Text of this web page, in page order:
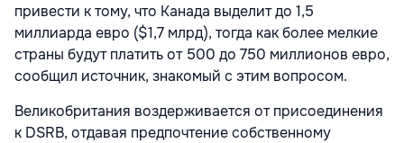
привести к тому, что Канада выделит до 1,5
миллиарда евро ($1,7 млрд), тогда как более мелкие
страны будут платить от 500 до 750 миллионов евро,
сообщил источник, знакомый с этим вопросом.
Великобритания воздерживается от присоединения
к DSRB, отдавая предпочтение собственному